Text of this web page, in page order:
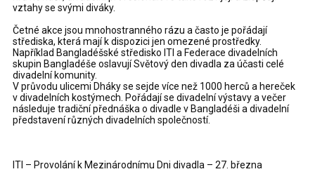
vztahy se svými diváky.
Četné akce jsou mnohostranného rázu a často je pořádají
střediska, která mají k dispozici jen omezené prostředky.
Například Bangladéšské středisko ITI a Federace divadelních
skupin Bangladéše oslavují Světový den divadla za účasti celé
divadelní komunity.
V průvodu ulicemi Dháky se sejde více než 1000 herců a hereček
v divadelních kostýmech. Pořádají se divadelní výstavy a večer
následuje tradiční přednáška o divadle v Bangladéši a divadelní
představení různých divadelních společností.
ITI – Provolání k Mezinárodnímu Dni divadla – 27. března